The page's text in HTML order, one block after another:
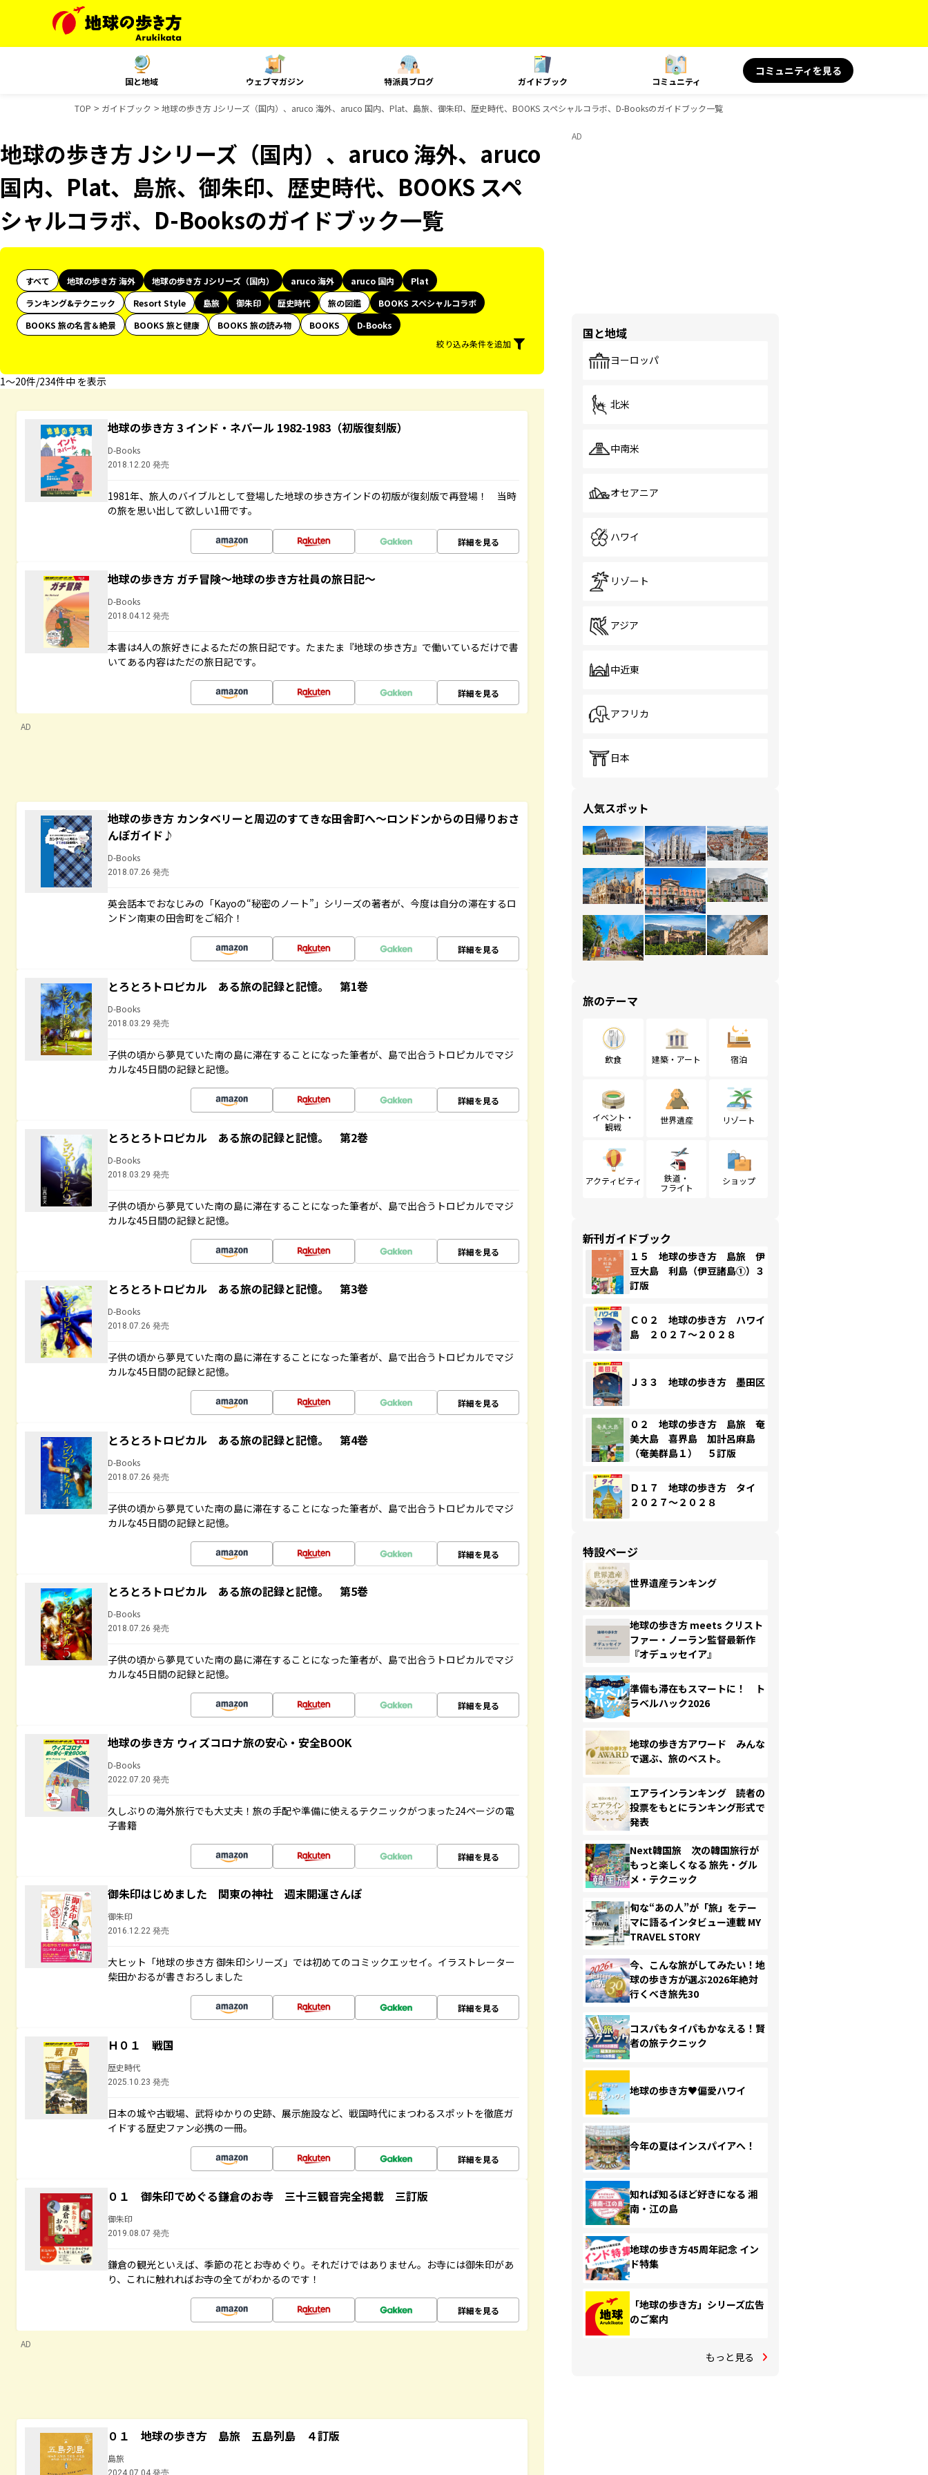
国と地域 ウェブマガジン 特派員ブログ ガイドブック コミュニティ
コミュニティを見る
TOP ガイドブック 地球の歩き方 Jシリーズ（国内）、aruco 海外、aruco 国内、Plat、島旅、御朱印、歴史時代、BOOKS スペシャルコラボ、D-Booksのガイドブック一覧
地球の歩き方 Jシリーズ（国内）、aruco 海外、aruco
国内、Plat、島旅、御朱印、歴史時代、BOOKS スペ
シャルコラボ、D-Booksのガイドブック一覧
すべて 地球の歩き方 海外 地球の歩き方 Jシリーズ（国内） aruco 海外 aruco 国内
Plat
ランキング&テクニック
Resort Style 島旅 御朱印 歴史時代 旅の図鑑
BOOKS スペシャルコラボ
BOOKS 旅の名言＆絶景
BOOKS 旅と健康 BOOKS 旅の読み物 BOOKS
D-Books
絞り込み条件を追加
1〜20件/234件中 を表示
地球の歩き方 3 インド・ネパール 1982-1983（初版復刻版）
D-Books
2018.12.20 発売
1981年、旅人のバイブルとして登場した地球の歩き方インドの初版が復刻版で再登場！ 当時
の旅を思い出して欲しい1冊です。
詳細を見る
地球の歩き方 ガチ冒険～地球の歩き方社員の旅日記～
D-Books
2018.04.12 発売
本書は4人の旅好きによるただの旅日記です。たまたま『地球の歩き方』で働いているだけで書
いてある内容はただの旅日記です。
詳細を見る
AD
地球の歩き方 カンタベリーと周辺のすてきな田舎町へ～ロンドンからの日帰りおさ
んぽガイド♪
D-Books
2018.07.26 発売
英会話本でおなじみの「Kayoの“秘密のノート”」シリーズの著者が、今度は自分の滞在するロ
ンドン南東の田舎町をご紹介！
詳細を見る
とろとろトロピカル ある旅の記録と記憶。 第1巻
D-Books
2018.03.29 発売
子供の頃から夢見ていた南の島に滞在することになった筆者が、島で出合うトロピカルでマジ
カルな45日間の記録と記憶。
詳細を見る
とろとろトロピカル ある旅の記録と記憶。 第2巻
D-Books
2018.03.29 発売
子供の頃から夢見ていた南の島に滞在することになった筆者が、島で出合うトロピカルでマジ
カルな45日間の記録と記憶。
詳細を見る
とろとろトロピカル ある旅の記録と記憶。 第3巻
D-Books
2018.07.26 発売
子供の頃から夢見ていた南の島に滞在することになった筆者が、島で出合うトロピカルでマジ
カルな45日間の記録と記憶。
詳細を見る
とろとろトロピカル ある旅の記録と記憶。 第4巻
D-Books
2018.07.26 発売
子供の頃から夢見ていた南の島に滞在することになった筆者が、島で出合うトロピカルでマジ
カルな45日間の記録と記憶。
詳細を見る
とろとろトロピカル ある旅の記録と記憶。 第5巻
D-Books
2018.07.26 発売
子供の頃から夢見ていた南の島に滞在することになった筆者が、島で出合うトロピカルでマジ
カルな45日間の記録と記憶。
詳細を見る
地球の歩き方 ウィズコロナ旅の安心・安全BOOK
D-Books
2022.07.20 発売
久しぶりの海外旅行でも大丈夫！旅の手配や準備に使えるテクニックがつまった24ページの電
子書籍
詳細を見る
御朱印はじめました 関東の神社 週末開運さんぽ
御朱印
2016.12.22 発売
大ヒット「地球の歩き方 御朱印シリーズ」では初めてのコミックエッセイ。イラストレーター
柴田かおるが書きおろしました
詳細を見る
Ｈ０１ 戦国
歴史時代
2025.10.23 発売
日本の城や古戦場、武将ゆかりの史跡、展示施設など、戦国時代にまつわるスポットを徹底ガ
イドする歴史ファン必携の一冊。
詳細を見る
０１ 御朱印でめぐる鎌倉のお寺 三十三観音完全掲載 三訂版
御朱印
2019.08.07 発売
鎌倉の観光といえば、季節の花とお寺めぐり。それだけではありません。お寺には御朱印があ
り、これに触れればお寺の全てがわかるのです！
詳細を見る
AD
０１ 地球の歩き方 島旅 五島列島 ４訂版
島旅
2024.07.04 発売
AD
国と地域
ヨーロッパ
北米
中南米
オセアニア
ハワイ
リゾート
アジア
中近東
アフリカ
日本
人気スポット
旅のテーマ
飲食 建築・アート 宿泊
イベント・
観戦
世界遺産 リゾート
アクティビティ
鉄道・
フライト
ショップ
新刊ガイドブック
１５ 地球の歩き方 島旅 伊
豆大島 利島（伊豆諸島①）３
訂版
Ｃ０２ 地球の歩き方 ハワイ
島 ２０２７～２０２８
Ｊ３３ 地球の歩き方 墨田区
０２ 地球の歩き方 島旅 奄
美大島 喜界島 加計呂麻島
（奄美群島１） ５訂版
Ｄ１７ 地球の歩き方 タイ
２０２７～２０２８
特設ページ
世界遺産ランキング
地球の歩き方 meets クリスト
ファー・ノーラン監督最新作
『オデュッセイア』
準備も滞在もスマートに！ ト
ラベルハック2026
地球の歩き方アワード みんな
で選ぶ、旅のベスト。
エアラインランキング 読者の
投票をもとにランキング形式で
発表
Next韓国旅 次の韓国旅行が
もっと楽しくなる 旅先・グル
メ・テクニック
旬な“あの人”が「旅」をテー
マに語るインタビュー連載 MY
TRAVEL STORY
今、こんな旅がしてみたい！地
球の歩き方が選ぶ2026年絶対
行くべき旅先30
コスパもタイパもかなえる！賢
者の旅テクニック
地球の歩き方♥偏愛ハワイ
今年の夏はインスパイアへ！
知れば知るほど好きになる 湘
南・江の島
地球の歩き方45周年記念 イン
ド特集
「地球の歩き方」シリーズ広告
のご案内
もっと見る